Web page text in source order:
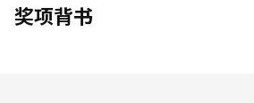
奖项背书